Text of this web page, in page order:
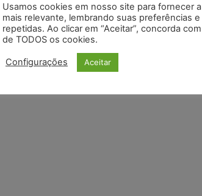
Usamos cookies em nosso site para fornecer
mais relevante, lembrando suas preferências e
repetidas. Ao clicar em “Aceitar”, concorda
de TODOS os cookies.
Configurações Aceitar